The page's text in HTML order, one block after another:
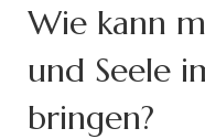
Wie kann
und Seele
bringen?